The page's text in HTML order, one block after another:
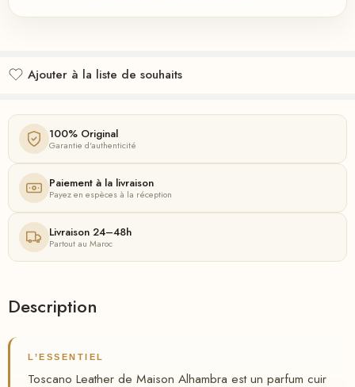
Ajouter à la liste de souhaits
100% Original
Garantie d'authenticité
Paiement à la livraison
Payez en espèces à la réception
Livraison 24–48h
Partout au Maroc
Description
L’ESSENTIEL
Toscano Leather de Maison Alhambra est un parfum cuir